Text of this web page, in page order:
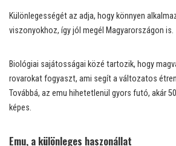
Különlegességét az adja, hogy könnyen
viszonyokhoz, így jól megél Magyarországon is.
Biológiai sajátosságai közé tartozik, hogy
rovarokat fogyaszt, ami segít a változatos
Továbbá, az emu hihetetlenül gyors futó, akár
képes.
Emu, a különleges haszonállat